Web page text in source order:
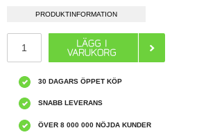
PRODUKTINFORMATION
30 DAGARS ÖPPET KÖP
SNABB LEVERANS
ÖVER 8 000 000 NÖJDA KUNDER